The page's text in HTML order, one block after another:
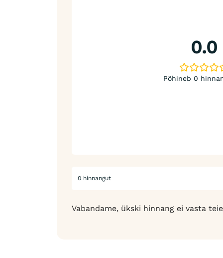
0.0
Põhineb 0
0 hinnangut
Vabandame, ükski hinnang ei vasta